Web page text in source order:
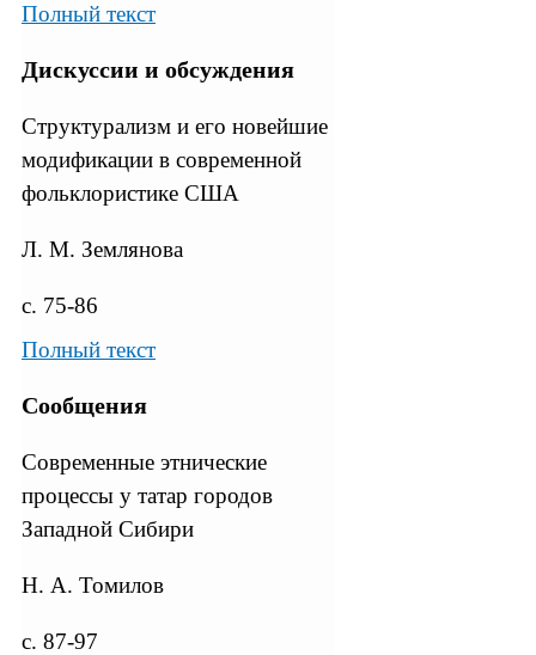
Полный текст
Дискуссии и обсуждения
Структурализм и его новейшие
модификации в современной
фольклористике США
Л. М. Землянова
с. 75-86
Полный текст
Сообщения
Современные этнические
процессы у татар городов
Западной Сибири
Н. А. Томилов
с. 87-97